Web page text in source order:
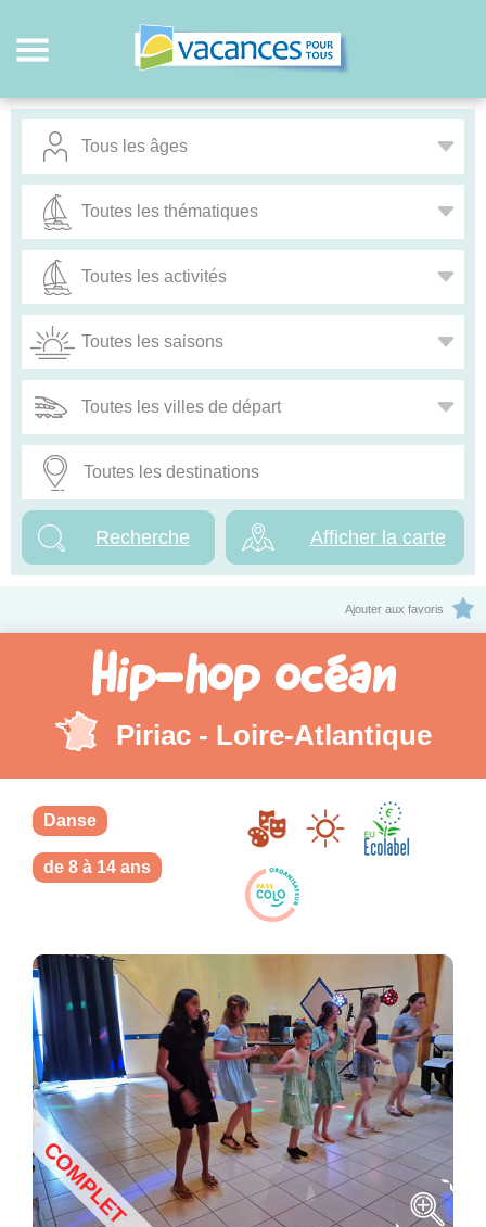
Afficher la carte
Ajouter aux favoris
Hip-hop océan
Piriac - Loire-Atlantique
Danse
de 8 à 14 ans
COMPLET